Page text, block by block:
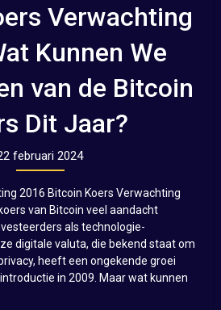
Verwachting
Kunnen We
van de Bitcoin
Dit Jaar?
februari 2024
2016 Bitcoin Koers Verwachting
van Bitcoin veel aandacht
als technologie-
digitale valuta, die bekend staat om
heeft een ongekende groei
in 2009. Maar wat kunnen